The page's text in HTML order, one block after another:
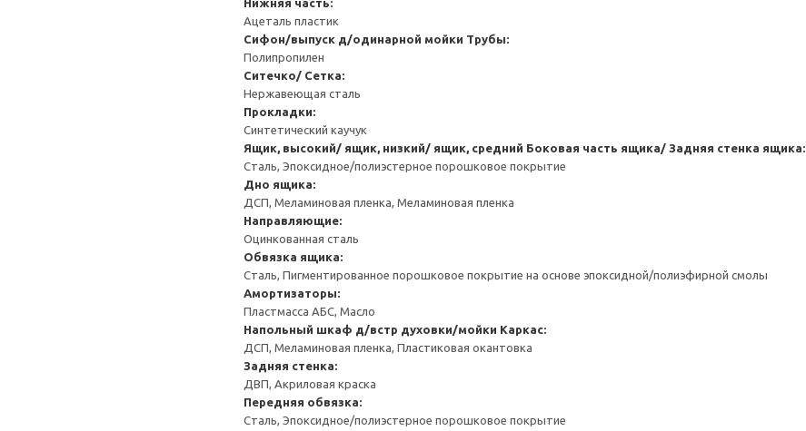
Нижняя часть:
Ацеталь пластик
Сифон/выпуск д/одинарной мойки Трубы:
Полипропилен
Ситечко/ Сетка:
Нержавеющая сталь
Прокладки:
Синтетический каучук
Ящик, высокий/ ящик, низкий/ ящик, средний Боковая часть ящика/ Задняя стенка ящика:
Сталь, Эпоксидное/полиэстерное порошковое покрытие
Дно ящика:
ДСП, Меламиновая пленка, Меламиновая пленка
Направляющие:
Оцинкованная сталь
Обвязка ящика:
Сталь, Пигментированное порошковое покрытие на основе эпоксидной/полиэфирной смолы
Амортизаторы:
Пластмасса АБС, Масло
Напольный шкаф д/встр духовки/мойки Каркас:
ДСП, Меламиновая пленка, Пластиковая окантовка
Задняя стенка:
ДВП, Акриловая краска
Передняя обвязка:
Сталь, Эпоксидное/полиэстерное порошковое покрытие